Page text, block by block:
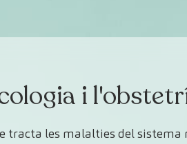
freqüentsi
tracta les malalties del